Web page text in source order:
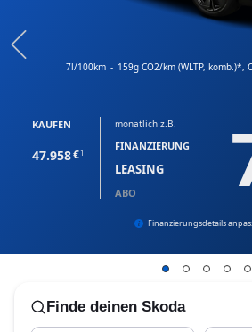
7l/100km - 159g CO2/km (WLTP, komb.)*,
monatlich z.B.
FINANZIERUNG
LEASING
ABO
KAUFEN
47.958 1
Finanzierungsdetails
Finde deinen Skoda